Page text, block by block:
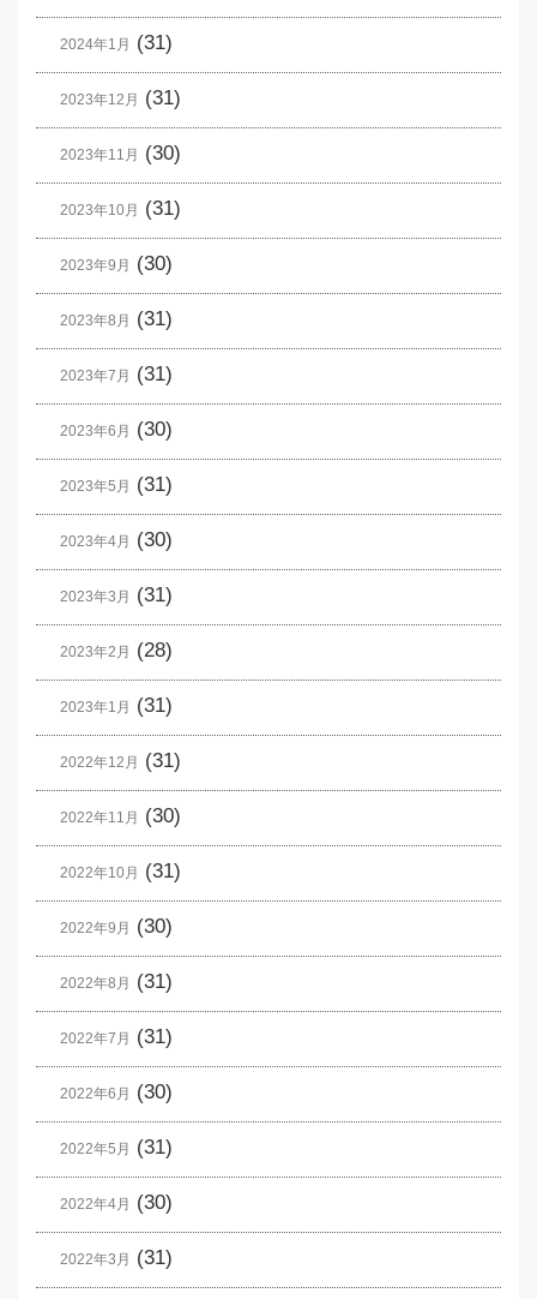
2024年1月 (31)
2023年12月 (31)
2023年11月 (30)
2023年10月 (31)
2023年9月 (30)
2023年8月 (31)
2023年7月 (31)
2023年6月 (30)
2023年5月 (31)
2023年4月 (30)
2023年3月 (31)
2023年2月 (28)
2023年1月 (31)
2022年12月 (31)
2022年11月 (30)
2022年10月 (31)
2022年9月 (30)
2022年8月 (31)
2022年7月 (31)
2022年6月 (30)
2022年5月 (31)
2022年4月 (30)
2022年3月 (31)